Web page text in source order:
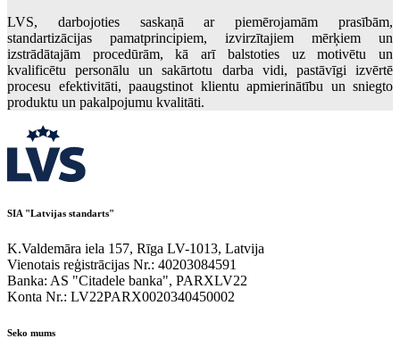
LVS, darbojoties saskaņā ar piemērojamām prasībām,
standartizācijas pamatprincipiem, izvirzītajiem mērķiem un
izstrādātajām procedūrām, kā arī balstoties uz motivētu un
kvalificētu personālu un sakārtotu darba vidi, pastāvīgi izvērtē
procesu efektivitāti, paaugstinot klientu apmierinātību un sniegto
produktu un pakalpojumu kvalitāti.
SIA "Latvijas standarts"
K.Valdemāra iela 157, Rīga LV-1013, Latvija
Vienotais reģistrācijas Nr.: 40203084591
Banka: AS "Citadele banka", PARXLV22
Konta Nr.: LV22PARX0020340450002
Seko mums